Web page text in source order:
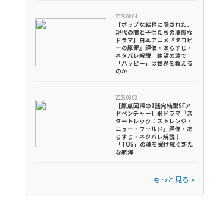
2026.08.04
【ポップな絵柄に隠された、
現代の闇と子供たちの凄惨な
ドラマ】日本アニメ『タコピ
ーの原罪』評価・あらすじ・
ネタバレ解説｜絶望の淵で
「ハッピー」は世界を救える
のか
2026.08.03
【原点回帰の1話完結型SFア
ドベンチャー】米ドラマ『ス
タートレック：ストレンジ・
ニュー・ワールド』評価・あ
らすじ・ネタバレ解説｜
「TOS」の魂を受け継ぐ新た
な航海
もっと見る »